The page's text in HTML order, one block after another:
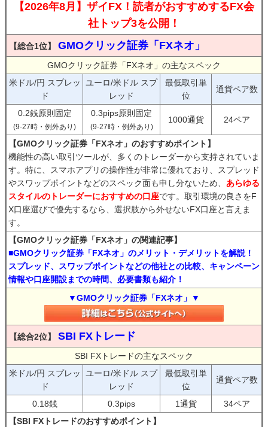
【2026年8月】ザイFX！読者がおすすめするFX会
社トップ3を公開！
【総合1位】 GMOクリック証券「FXネオ」
GMOクリック証券「FXネオ」の主なスペック
米ドル/円 スプレッ
ド
ユーロ/米ドル スプ
レッド
最低取引単
位
通貨ペア数
0.2銭原則固定
(9-27時・例外あり)
0.3pips原則固定
(9-27時・例外あり)
1000通貨 24ペア
【GMOクリック証券「FXネオ」のおすすめポイント】
機能性の高い取引ツールが、多くのトレーダーから支持されていま
す。特に、スマホアプリの操作性が非常に優れており、スプレッド
やスワップポイントなどのスペック面も申し分ないため、 あらゆる
スタイルのトレーダーにおすすめの口座です。取引環境の良さをF
X口座選びで優先するなら、選択肢から外せないFX口座と言えま
す。
【GMOクリック証券「FXネオ」の関連記事】
■GMOクリック証券「FXネオ」のメリット・デメリットを解説！
スプレッド、スワップポイントなどの他社との比較、キャンペーン
情報や口座開設までの時間、必要書類も紹介！
▼GMOクリック証券「FXネオ」▼
【総合2位】 SBI FXトレード
SBI FXトレードの主なスペック
米ドル/円 スプレッ
ド
ユーロ/米ドル スプ
レッド
最低取引単
位
通貨ペア数
0.18銭 0.3pips 1通貨
34ペア
【SBI FXトレードのおすすめポイント】